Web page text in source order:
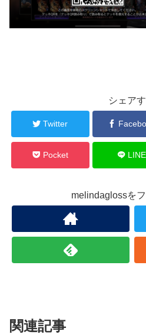
シェア
Twitter
Pocket LINE
melindaglossを
関連記事